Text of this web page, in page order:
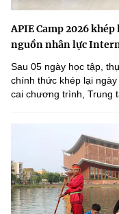
APIE Camp 2026
nguồn nhân lực
Sau 05 ngày học tập,
chính thức khép lại
cai chương trình, Trung